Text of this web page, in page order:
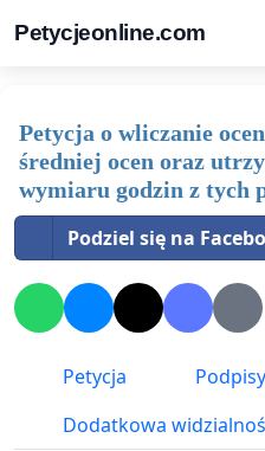
Petycjeonline.com
Petycja o wliczanie
średniej ocen oraz
wymiaru godzin z tych
Podziel się na
Petycja Podpisy
Dodatkowa